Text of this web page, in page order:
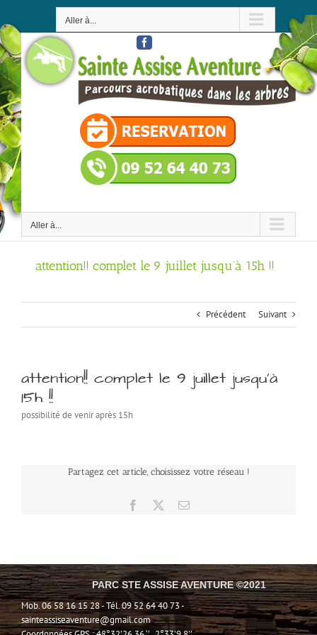
contenu
Aller à...
Facebook
Aller à...
attention!! complet le 9 juillet jusqu’à 15h !!
Précédent Suivant
attention!! complet le 9 juillet jusqu’à
15h !!
possibilité de venir après 15h
Partagez cet article, choisissez votre réseau !
Facebook Email
PARC STE ASSISE AVENTURE ©2021
Mob. 06 58 16 15 28 - Tél. 09 52 64 40 73 -
sainteassiseaventure@gmail.com